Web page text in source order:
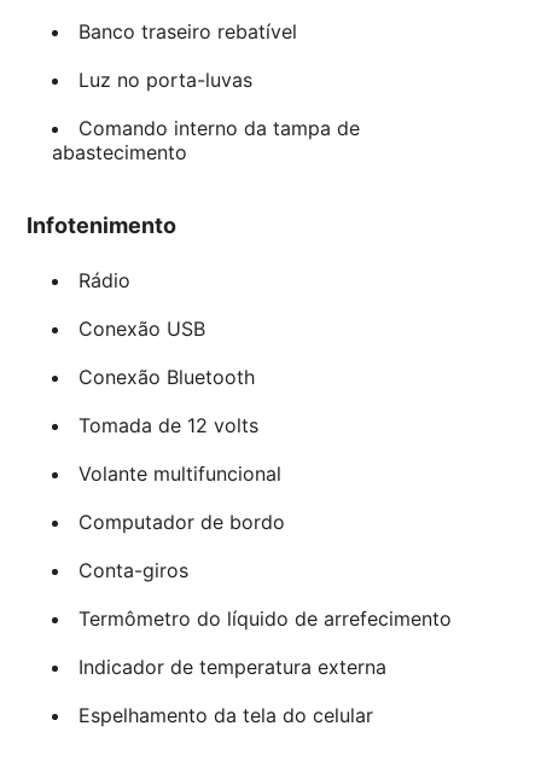
Banco traseiro rebatível
Luz no porta-luvas
Comando interno da tampa de
abastecimento
Infotenimento
Rádio
Conexão USB
Conexão Bluetooth
Tomada de 12 volts
Volante multifuncional
Computador de bordo
Conta-giros
Termômetro do líquido de arrefecimento
Indicador de temperatura externa
Espelhamento da tela do celular